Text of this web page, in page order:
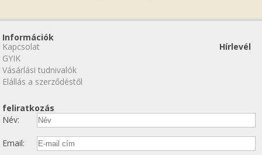
Információk
Kapcsolat
GYIK
Vásárlási tudnivalók
Elállás a szerződéstől
Hírlevél
feliratkozás
Név:
Email: